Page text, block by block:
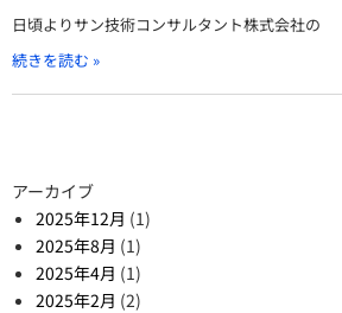
日頃よりサン技術コンサルタント株式会社の
続きを読む »
アーカイブ
2025年12月 (1)
2025年8月 (1)
2025年4月 (1)
2025年2月 (2)